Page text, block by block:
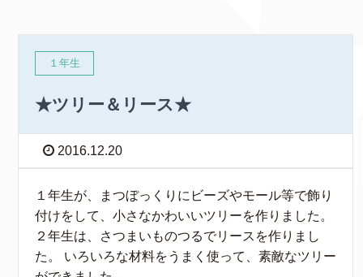
１年生
★ツリー＆リース★
2016.12.20
１年生が、まつぼっくりにビーズやモール等で飾り
付けをして、小さなかわいいツリーを作りました。
２年生は、さつまいものつるでリースを作りまし
た。 いろいろな材料をうまく使って、素敵なツリー